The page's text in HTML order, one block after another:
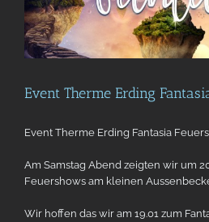
Event Therme Erding
Event Therme Erding Fantasia
Am Samstag Abend zeigten wir um
Feuershows am kleinen
Wir hoffen das wir am 19.01 zum